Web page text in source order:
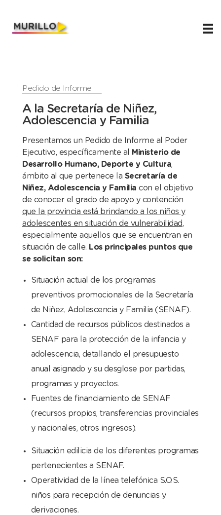
Pedido de Informe
A la Secretaría de Niñez,
Adolescencia y Familia
Presentamos un Pedido de Informe al Poder
Ejecutivo, específicamente al
Ministerio de
Desarrollo Humano, Deporte y Cultura,
ámbito al que pertenece la Secretaría de
Niñez, Adolescencia y Familia con el objetivo
de conocer el grado de apoyo y contención
que la provincia está brindando a los niños y
adolescentes en situación de vulnerabilidad,
especialmente aquellos que se encuentran en
situación de calle. Los principales puntos que
se solicitan son:
Situación actual de los programas
preventivos promocionales de la Secretaría
de Niñez, Adolescencia y Familia (SENAF).
Cantidad de recursos públicos destinados a
SENAF para la protección de la infancia y
adolescencia, detallando el presupuesto
anual asignado y su desglose por partidas,
programas y proyectos.
Fuentes de financiamiento de SENAF
(recursos propios, transferencias provinciales
y nacionales, otros ingresos).
Situación edilicia de los diferentes programas
pertenecientes a SENAF.
Operatividad de la línea telefónica S.O.S.
niños para recepción de denuncias y
derivaciones.